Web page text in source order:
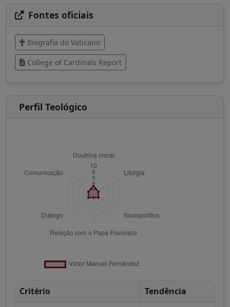
Fontes oficiais
Biografia do Vaticano
College of Cardinals Report
Perfil Teológico
Critério Tendência